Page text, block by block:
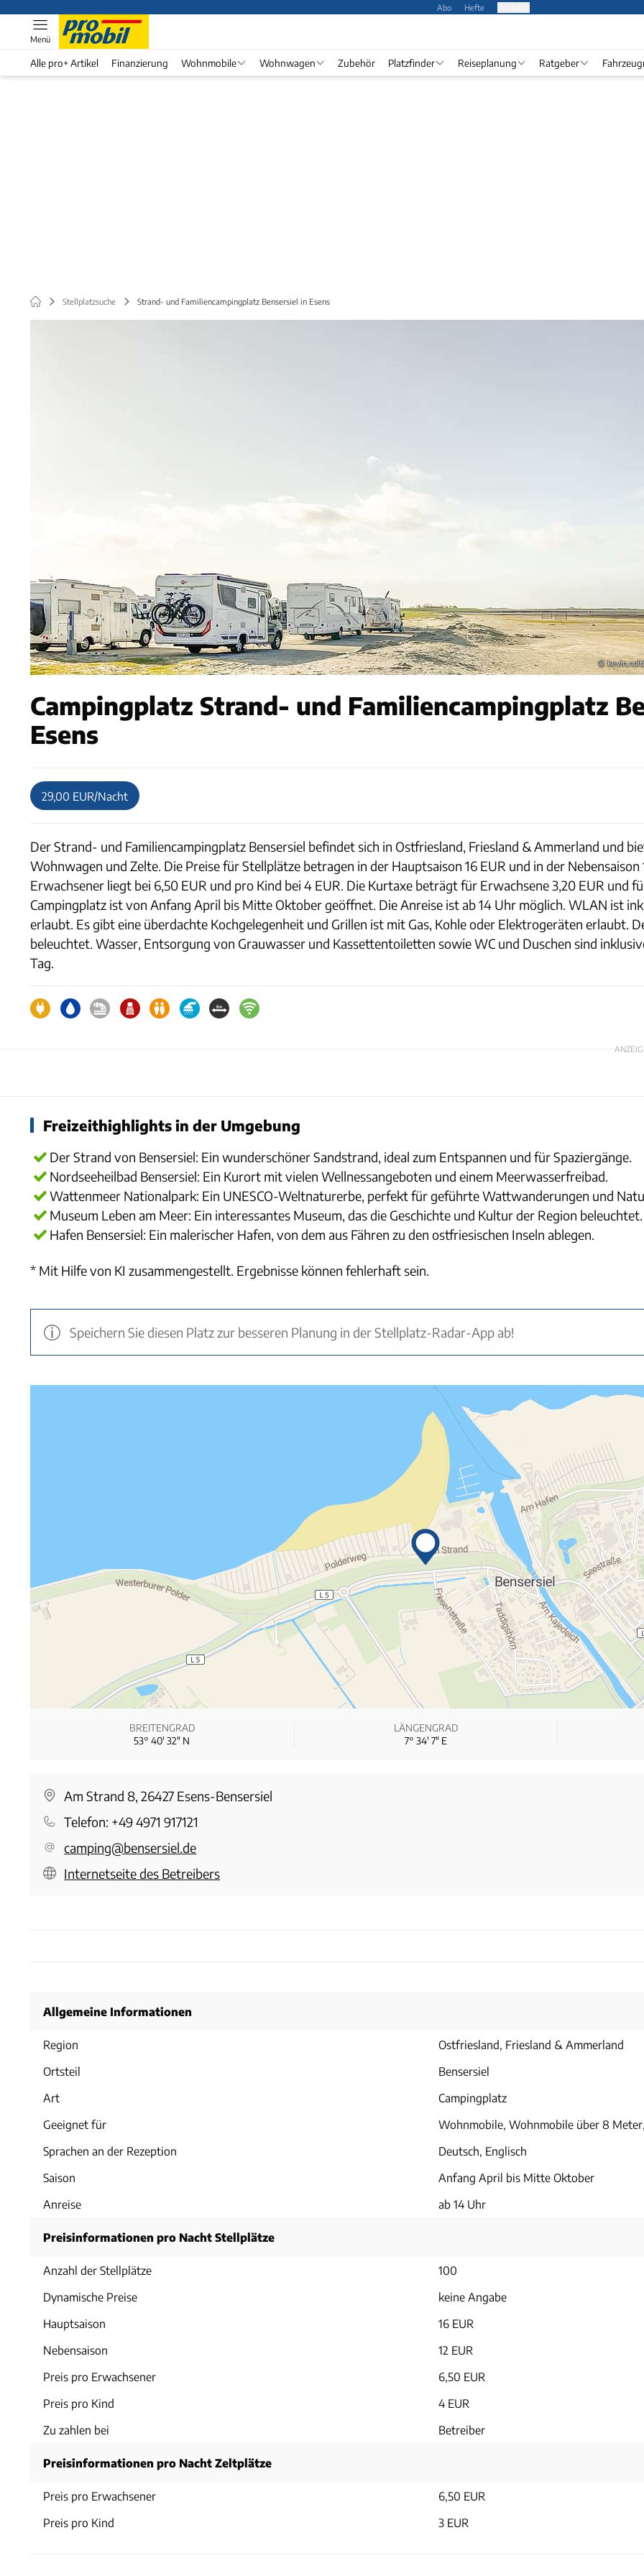
Abo Hefte
Menü
Alle pro+ Artikel Finanzierung Wohnmobile Wohnwagen Zubehör Platzfinder Reiseplanung Ratgeber
Stellplatzsuche Strand- und Familiencampingplatz Bensersiel in Esens
©
Campingplatz Strand- und Familiencampingplatz
Esens
29,00 EUR/Nacht
Der Strand- und Familiencampingplatz Bensersiel befindet sich in Ostfriesland, Friesland & Ammerland und
Wohnwagen und Zelte. Die Preise für Stellplätze betragen in der Hauptsaison 16 EUR und in der Nebensaison
Erwachsener liegt bei 6,50 EUR und pro Kind bei 4 EUR. Die Kurtaxe beträgt für Erwachsene 3,20 EUR und
Campingplatz ist von Anfang April bis Mitte Oktober geöffnet. Die Anreise ist ab 14 Uhr möglich. WLAN ist
erlaubt. Es gibt eine überdachte Kochgelegenheit und Grillen ist mit Gas, Kohle oder Elektrogeräten erlaubt.
beleuchtet. Wasser, Entsorgung von Grauwasser und Kassettentoiletten sowie WC und Duschen sind
Tag.
Freizeithighlights in der Umgebung
Der Strand von Bensersiel: Ein wunderschöner Sandstrand, ideal zum Entspannen und für Spaziergänge.
Nordseeheilbad Bensersiel: Ein Kurort mit vielen Wellnessangeboten und einem Meerwasserfreibad.
Wattenmeer Nationalpark: Ein UNESCO-Weltnaturerbe, perfekt für geführte Wattwanderungen und
Museum Leben am Meer: Ein interessantes Museum, das die Geschichte und Kultur der Region beleuchtet.
Hafen Bensersiel: Ein malerischer Hafen, von dem aus Fähren zu den ostfriesischen Inseln ablegen.
* Mit Hilfe von KI zusammengestellt. Ergebnisse können fehlerhaft sein.
Speichern Sie diesen Platz zur besseren Planung in der Stellplatz-Radar-App ab!
BREITENGRAD
53° 40′ 32″ N
LÄNGENGRAD
7° 34′ 7″ E
Am Strand 8, 26427 Esens-Bensersiel
Telefon: +49 4971 917121
camping@bensersiel.de
Internetseite des Betreibers
Allgemeine Informationen
Region
Ostfriesland, Friesland & Ammerland
Ortsteil
Bensersiel
Art
Campingplatz
Geeignet für
Wohnmobile, Wohnmobile über 8
Sprachen an der Rezeption
Deutsch, Englisch
Saison
Anfang April bis Mitte Oktober
Anreise
ab 14 Uhr
Preisinformationen pro Nacht Stellplätze
Anzahl der Stellplätze
100
Dynamische Preise
keine Angabe
Hauptsaison
16 EUR
Nebensaison
12 EUR
Preis pro Erwachsener
6,50 EUR
Preis pro Kind
4 EUR
Zu zahlen bei
Betreiber
Preisinformationen pro Nacht Zeltplätze
Preis pro Erwachsener
6,50 EUR
Preis pro Kind
3 EUR